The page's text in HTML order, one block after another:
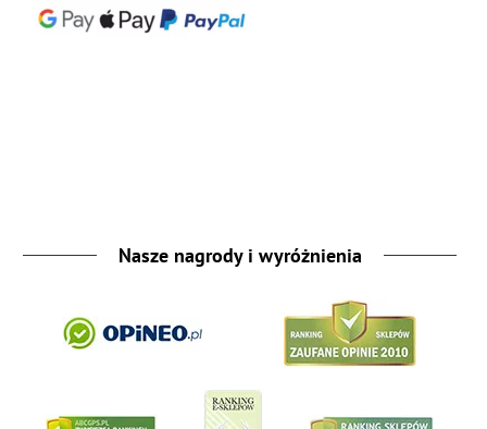
Nasze nagrody i wyróżnienia